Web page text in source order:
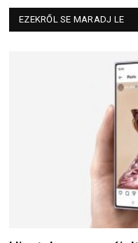
EZEKRŐL SE MARADJ LE